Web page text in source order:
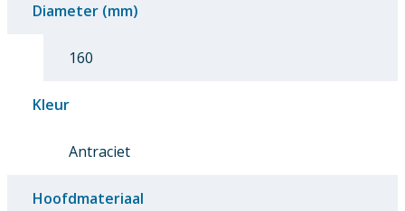
Diameter (mm)
160
Kleur
Antraciet
Hoofdmateriaal